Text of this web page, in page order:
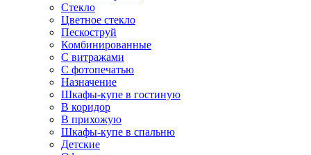
Стекло
Цветное стекло
Пескоструй
Комбинированные
С витражами
С фотопечатью
Назначение
Шкафы-купе в гостиную
В коридор
В прихожую
Шкафы-купе в спальню
Детские